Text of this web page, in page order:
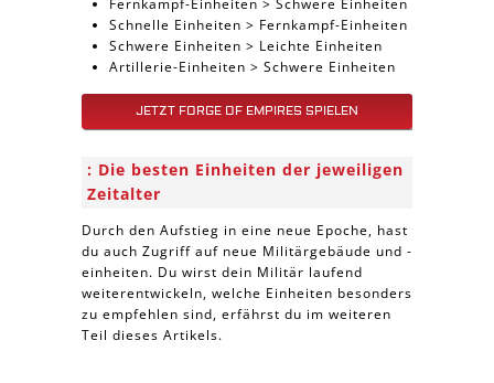
Fernkampf-Einheiten > Schwere Einheiten
Schnelle Einheiten > Fernkampf-Einheiten
Schwere Einheiten > Leichte Einheiten
Artillerie-Einheiten > Schwere Einheiten
JETZT FORGE OF EMPIRES SPIELEN
Die besten Einheiten der jeweiligen
Zeitalter
Durch den Aufstieg in eine neue Epoche, hast
du auch Zugriff auf neue Militärgebäude und -
einheiten. Du wirst dein Militär laufend
weiterentwickeln, welche Einheiten besonders
zu empfehlen sind, erfährst du im weiteren
Teil dieses Artikels.